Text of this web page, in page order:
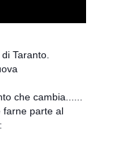
Taranto.
che cambia......
farne parte al